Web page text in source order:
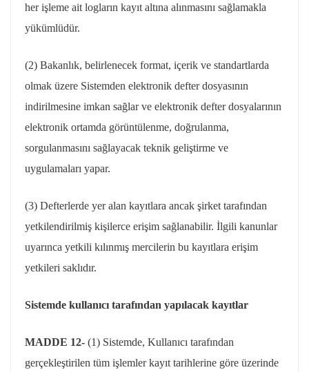
her işleme ait logların kayıt altına alınmasını sağlamakla
yükümlüdür.
(2) Bakanlık, belirlenecek format, içerik ve standartlarda
olmak üzere Sistemden elektronik defter dosyasının
indirilmesine imkan sağlar ve elektronik defter dosyalarının
elektronik ortamda görüntülenme, doğrulanma,
sorgulanmasını sağlayacak teknik geliştirme ve
uygulamaları yapar.
(3) Defterlerde yer alan kayıtlara ancak şirket tarafından
yetkilendirilmiş kişilerce erişim sağlanabilir. İlgili kanunlar
uyarınca yetkili kılınmış mercilerin bu kayıtlara erişim
yetkileri saklıdır.
Sistemde kullanıcı tarafından yapılacak kayıtlar
MADDE 12- (1) Sistemde, Kullanıcı tarafından
gerçekleştirilen tüm işlemler kayıt tarihlerine göre üzerinde